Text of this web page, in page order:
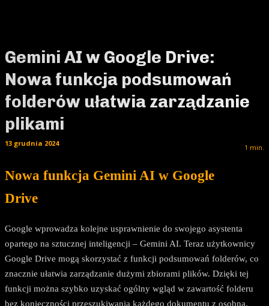
Gemini AI w Google Drive:
Nowa funkcja podsumowań
folderów ułatwia zarządzanie
plikami
1 min.
13 grudnia 2024
Nowa funkcja Gemini AI w Google
Drive
Google wprowadza kolejne usprawnienie do swojego asystenta
opartego na sztucznej inteligencji – Gemini AI. Teraz użytkownicy
Google Drive mogą skorzystać z funkcji podsumowań folderów, co
znacznie ułatwia zarządzanie dużymi zbiorami plików. Dzięki tej
funkcji można szybko uzyskać ogólny wgląd w zawartość folderu
bez konieczności przeszukiwania każdego dokumentu z osobna.